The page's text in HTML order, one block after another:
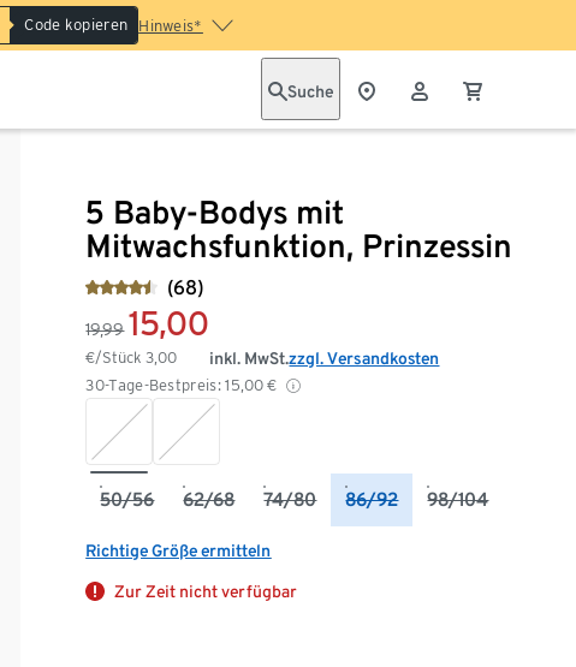
Code kopieren Hinweis*
Suche
5 Baby-Bodys mit
Mitwachsfunktion, Prinzessin
(68)
19,99 15,00
€/Stück3,00
30-Tage-Bestpreis: 15,00 €
inkl. MwSt.zzgl. Versandkosten
50/56 62/68 74/80 86/92 98/104
Richtige Größe ermitteln
Zur Zeit nicht verfügbar